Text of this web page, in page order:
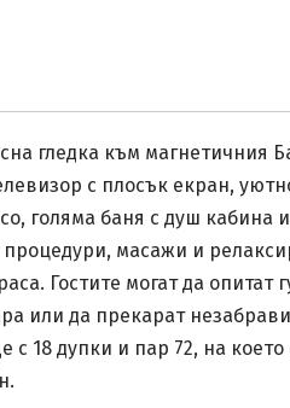
гледка към магнетичния
с плосък екран,
голяма баня с душ
масажи и
Гостите могат да
или да прекарат
с 18 дупки и пар 72, на